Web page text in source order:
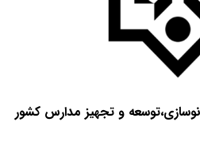
نوسازی،‌توسعه و تجهیز مدارس کشور